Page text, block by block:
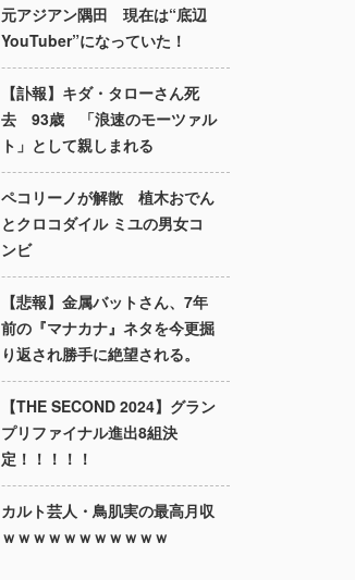
元アジアン隅田 現在は“底辺
YouTuber”になっていた！
【訃報】キダ・タローさん死
去 93歳 「浪速のモーツァル
ト」として親しまれる
ペコリーノが解散 植木おでん
とクロコダイル ミユの男女コ
ンビ
【悲報】金属バットさん、7年
前の『マナカナ』ネタを今更掘
り返され勝手に絶望される。
【THE SECOND 2024】グラン
プリファイナル進出8組決
定！！！！！
カルト芸人・鳥肌実の最高月収
ｗｗｗｗｗｗｗｗｗｗｗ